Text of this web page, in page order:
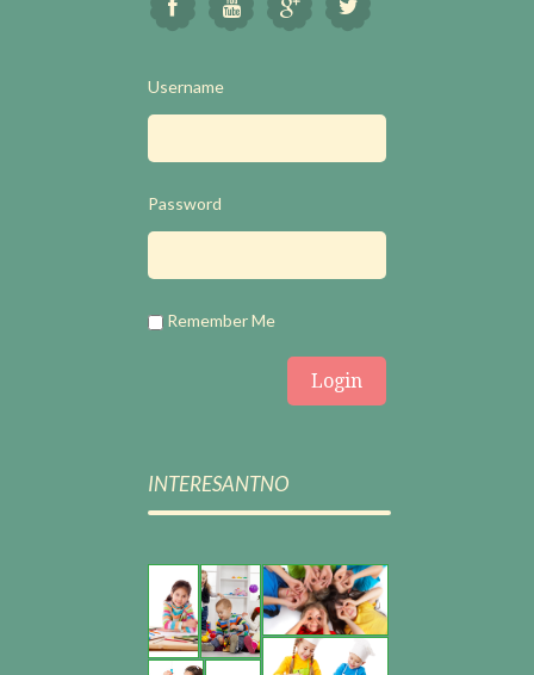
Username
Password
Remember Me
INTERESANTNO